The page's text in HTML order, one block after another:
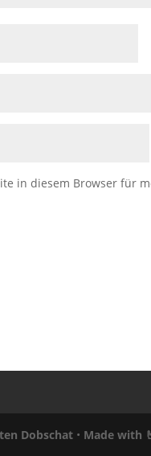
in diesem Browser für
Dobschat • Made with